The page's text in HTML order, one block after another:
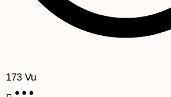
173 Vu